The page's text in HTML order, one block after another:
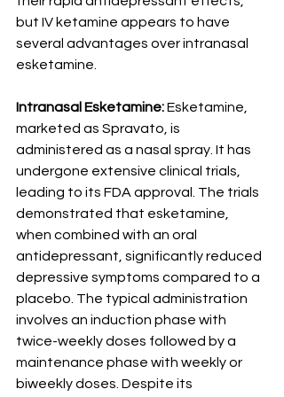
but IV ketamine appears to have
several advantages over intranasal
esketamine.
Intranasal Esketamine: Esketamine,
marketed as Spravato, is
administered as a nasal spray. It has
undergone extensive clinical trials,
leading to its FDA approval. The trials
demonstrated that esketamine,
when combined with an oral
antidepressant, significantly reduced
depressive symptoms compared to a
placebo. The typical administration
involves an induction phase with
twice-weekly doses followed by a
maintenance phase with weekly or
biweekly doses. Despite its